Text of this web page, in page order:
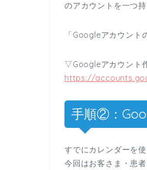
のアカウントを一つ
「Googleアカウント
▽Googleアカウント
https://
手順②：
すでにカレンダーを
今回はお客さま・患